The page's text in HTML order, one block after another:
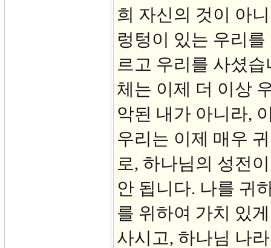
희 자신의 것이 아
렁텅이 있는 우리
르고 우리를 사셨
체는 이제 더 이상
악된 내가 아니라,
우리는 이제 매우
로, 하나님의 성전
안 됩니다. 나를 귀
를 위하여 가치 있
사시고, 하나님 나